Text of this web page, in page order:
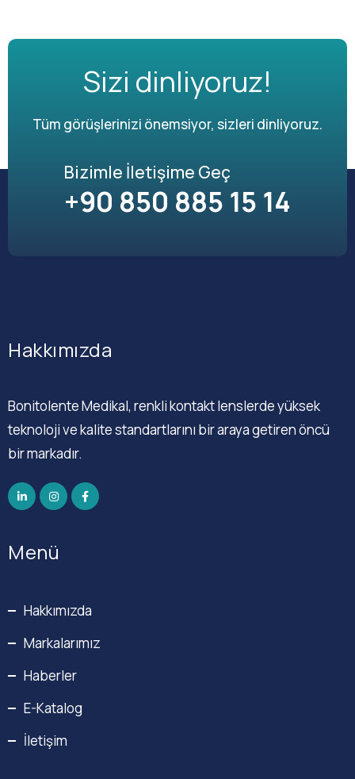
Sizi dinliyoruz!
Tüm görüşlerinizi önemsiyor, sizleri dinliyoruz.
Bizimle İletişime Geç
+90 850 885 15 14
Hakkımızda
Bonitolente Medikal, renkli kontakt lenslerde yüksek
teknoloji ve kalite standartlarını bir araya getiren öncü
bir markadır.
Menü
Hakkımızda
Markalarımız
Haberler
E-Katalog
İletişim